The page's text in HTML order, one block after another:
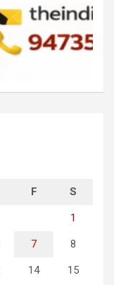
F S
1
7 8
14 15